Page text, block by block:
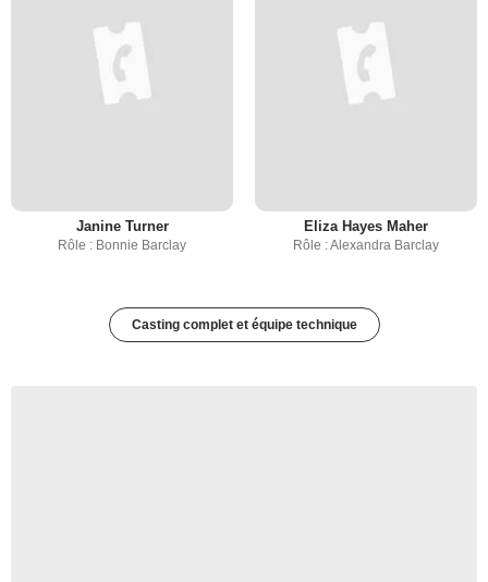
Janine Turner
Rôle : Bonnie Barclay
Eliza Hayes Maher
Rôle : Alexandra Barclay
Casting complet et équipe technique